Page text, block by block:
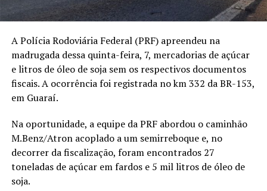
A Polícia Rodoviária Federal (PRF) apreendeu na
madrugada dessa quinta-feira, 7, mercadorias de açúcar
e litros de óleo de soja sem os respectivos documentos
fiscais. A ocorrência foi registrada no km 332 da BR-153,
em Guaraí.
Na oportunidade, a equipe da PRF abordou o caminhão
M.Benz/Atron acoplado a um semirreboque e, no
decorrer da fiscalização, foram encontrados 27
toneladas de açúcar em fardos e 5 mil litros de óleo de
soja.